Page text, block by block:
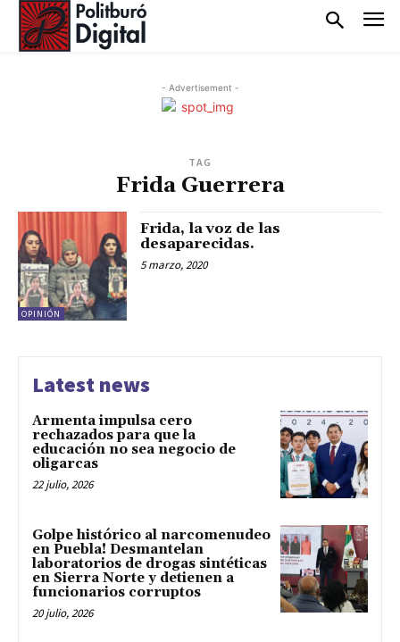
- Advertisement -
TAG
Frida Guerrera
OPINIÓN
Frida, la voz de las
desaparecidas.
5 marzo, 2020
Latest news
Armenta impulsa cero
rechazados para que la
educación no sea negocio de
oligarcas
22 julio, 2026
Golpe histórico al narcomenudeo
en Puebla! Desmantelan
laboratorios de drogas sintéticas
en Sierra Norte y detienen a
funcionarios corruptos
20 julio, 2026